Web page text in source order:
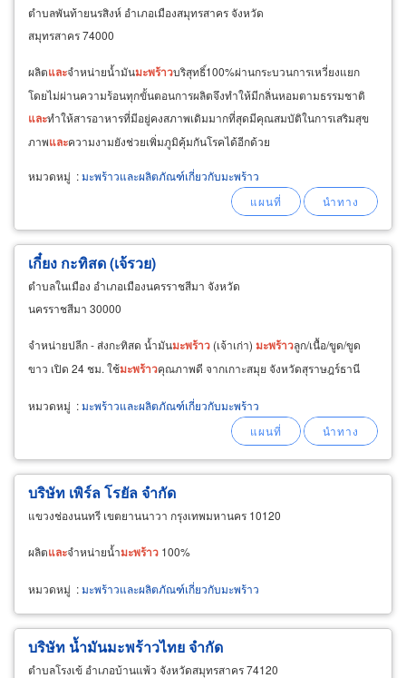
ตำบลพันท้ายนรสิงห์ อำเภอเมืองสมุทรสาคร จังหวัด
สมุทรสาคร 74000
ผลิตและจำหน่ายน้ำมันมะพร้าวบริสุทธิ์100%ผ่านกระบวนการเหวี่ยงแยก
โดยไม่ผ่านความร้อนทุกขั้นตอนการผลิตจึงทำให้มีกลิ่นหอมตามธรรมชาติ
และทำให้สารอาหารที่มีอยู่คงสภาพเดิมมากที่สุดมีคุณสมบัติในการเสริมสุข
ภาพและความงามยังช่วยเพิ่มภูมิคุ้มกันโรคได้อีกด้วย
หมวดหมู่ :มะพร้าวและผลิตภัณฑ์เกี่ยวกับมะพร้าว
เกี๋ยง กะทิสด (เจ้รวย)
ตำบลในเมือง อำเภอเมืองนครราชสีมา จังหวัด
นครราชสีมา 30000
จำหน่ายปลีก - ส่งกะทิสด น้ำมันมะพร้าว (เจ้าเก่า) มะพร้าวลูก/เนื้อ/ขูด/ขูด
ขาว เปิด 24 ชม. ใช้มะพร้าวคุณภาพดี จากเกาะสมุย จังหวัดสุราษฎร์ธานี
หมวดหมู่ :มะพร้าวและผลิตภัณฑ์เกี่ยวกับมะพร้าว
บริษัท เพิร์ล โรยัล จำกัด
แขวงช่องนนทรี เขตยานนาวา กรุงเทพมหานคร 10120
ผลิตและจำหน่ายน้ำมะพร้าว 100%
หมวดหมู่ :มะพร้าวและผลิตภัณฑ์เกี่ยวกับมะพร้าว
บริษัท น้ำมันมะพร้าวไทย จำกัด
ตำบลโรงเข้ อำเภอบ้านแพ้ว จังหวัดสมุทรสาคร 74120